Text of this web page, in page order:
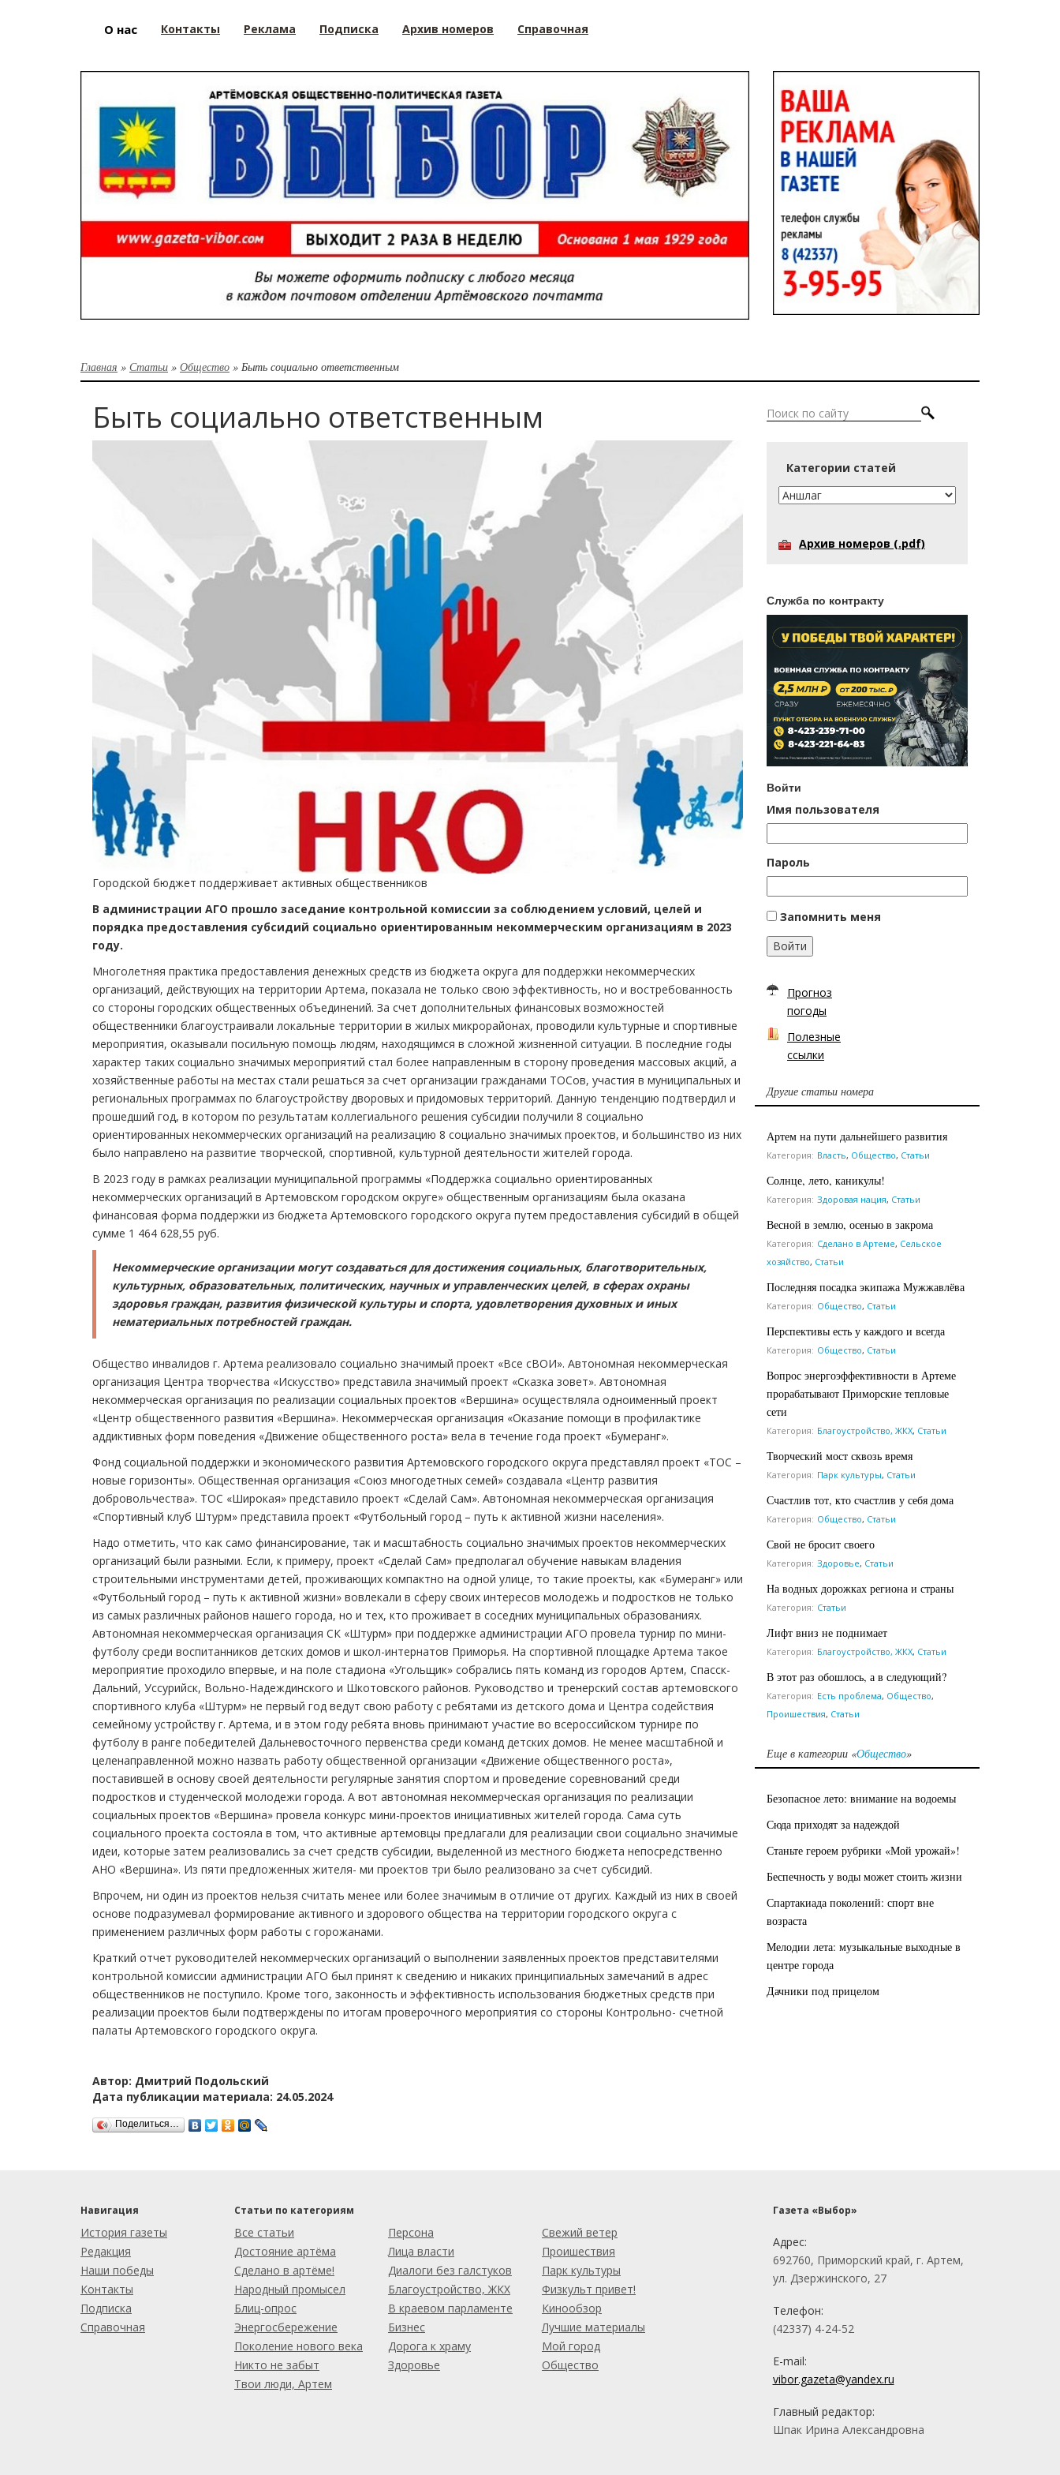
О нас Контакты Реклама Подписка Архив номеров Справочная
Главная » Статьи » Общество » Быть социально ответственным
Быть социально ответственным
Городской бюджет поддерживает активных общественников
В администрации АГО прошло заседание контрольной комиссии за соблюдением условий, целей и
порядка предоставления субсидий социально ориентированным некоммерческим организациям в 2023
году.
Многолетняя практика предоставления денежных средств из бюджета округа для поддержки некоммерческих
организаций, действующих на территории Артема, показала не только свою эффективность, но и востребованность
со стороны городских общественных объединений. За счет дополнительных финансовых возможностей
общественники благоустраивали локальные территории в жилых микрорайонах, проводили культурные и спортивные
мероприятия, оказывали посильную помощь людям, находящимся в сложной жизненной ситуации. В последние годы
характер таких социально значимых мероприятий стал более направленным в сторону проведения массовых акций, а
хозяйственные работы на местах стали решаться за счет организации гражданами ТОСов, участия в муниципальных и
региональных программах по благоустройству дворовых и придомовых территорий. Данную тенденцию подтвердил и
прошедший год, в котором по результатам коллегиального решения субсидии получили 8 социально
ориентированных некоммерческих организаций на реализацию 8 социально значимых проектов, и большинство из них
было направлено на развитие творческой, спортивной, культурной деятельности жителей города.
В 2023 году в рамках реализации муниципальной программы «Поддержка социально ориентированных
некоммерческих организаций в Артемовском городском округе» общественным организациям была оказана
финансовая форма поддержки из бюджета Артемовского городского округа путем предоставления субсидий в общей
сумме 1 464 628,55 руб.
Некоммерческие организации могут создаваться для достижения социальных, благотворительных,
культурных, образовательных, политических, научных и управленческих целей, в сферах охраны
здоровья граждан, развития физической культуры и спорта, удовлетворения духовных и иных
нематериальных потребностей граждан.
Общество инвалидов г. Артема реализовало социально значимый проект «Все сВОИ». Автономная некоммерческая
организация Центра творчества «Искусство» представила значимый проект «Сказка зовет». Автономная
некоммерческая организация по реализации социальных проектов «Вершина» осуществляла одноименный проект
«Центр общественного развития «Вершина». Некоммерческая организация «Оказание помощи в профилактике
аддиктивных форм поведения «Движение общественного роста» вела в течение года проект «Бумеранг».
Фонд социальной поддержки и экономического развития Артемовского городского округа представлял проект «ТОС –
новые горизонты». Общественная организация «Союз многодетных семей» создавала «Центр развития
добровольчества». ТОС «Широкая» представило проект «Сделай Сам». Автономная некоммерческая организация
«Спортивный клуб Штурм» представила проект «Футбольный город – путь к активной жизни населения».
Надо отметить, что как само финансирование, так и масштабность социально значимых проектов некоммерческих
организаций были разными. Если, к примеру, проект «Сделай Сам» предполагал обучение навыкам владения
строительными инструментами детей, проживающих компактно на одной улице, то такие проекты, как «Бумеранг» или
«Футбольный город – путь к активной жизни» вовлекали в сферу своих интересов молодежь и подростков не только
из самых различных районов нашего города, но и тех, кто проживает в соседних муниципальных образованиях.
Автономная некоммерческая организация СК «Штурм» при поддержке администрации АГО провела турнир по мини-
футболу среди воспитанников детских домов и школ-интернатов Приморья. На спортивной площадке Артема такое
мероприятие проходило впервые, и на поле стадиона «Угольщик» собрались пять команд из городов Артем, Спасск-
Дальний, Уссурийск, Вольно-Надеждинского и Шкотовского районов. Руководство и тренерский состав артемовского
спортивного клуба «Штурм» не первый год ведут свою работу с ребятами из детского дома и Центра содействия
семейному устройству г. Артема, и в этом году ребята вновь принимают участие во всероссийском турнире по
футболу в ранге победителей Дальневосточного первенства среди команд детских домов. Не менее масштабной и
целенаправленной можно назвать работу общественной организации «Движение общественного роста»,
поставившей в основу своей деятельности регулярные занятия спортом и проведение соревнований среди
подростков и студенческой молодежи города. А вот автономная некоммерческая организация по реализации
социальных проектов «Вершина» провела конкурс мини-проектов инициативных жителей города. Сама суть
социального проекта состояла в том, что активные артемовцы предлагали для реализации свои социально значимые
идеи, которые затем реализовались за счет средств субсидии, выделенной из местного бюджета непосредственно
АНО «Вершина». Из пяти предложенных жителя- ми проектов три было реализовано за счет субсидий.
Впрочем, ни один из проектов нельзя считать менее или более значимым в отличие от других. Каждый из них в своей
основе подразумевал формирование активного и здорового общества на территории городского округа с
применением различных форм работы с горожанами.
Краткий отчет руководителей некоммерческих организаций о выполнении заявленных проектов представителями
контрольной комиссии администрации АГО был принят к сведению и никаких принципиальных замечаний в адрес
общественников не поступило. Кроме того, законность и эффективность использования бюджетных средств при
реализации проектов были подтверждены по итогам проверочного мероприятия со стороны Контрольно- счетной
палаты Артемовского городского округа.
Автор: Дмитрий Подольский
Дата публикации материала: 24.05.2024
Поделиться…
Категории статей
Архив номеров (.pdf)
Служба по контракту
Войти
Имя пользователя
Пароль
Запомнить меня
Войти
Прогноз
погоды
Полезные
ссылки
Другие статьи номера
Артем на пути дальнейшего развития
Категория: Власть, Общество, Статьи
Солнце, лето, каникулы!
Категория: Здоровая нация, Статьи
Весной в землю, осенью в закрома
Категория: Сделано в Артеме, Сельское
хозяйство, Статьи
Последняя посадка экипажа Мужжавлёва
Категория: Общество, Статьи
Перспективы есть у каждого и всегда
Категория: Общество, Статьи
Вопрос энергоэффективности в Артеме
прорабатывают Приморские тепловые
сети
Категория: Благоустройство, ЖКХ, Статьи
Творческий мост сквозь время
Категория: Парк культуры, Статьи
Счастлив тот, кто счастлив у себя дома
Категория: Общество, Статьи
Свой не бросит своего
Категория: Здоровье, Статьи
На водных дорожках региона и страны
Категория: Статьи
Лифт вниз не поднимает
Категория: Благоустройство, ЖКХ, Статьи
В этот раз обошлось, а в следующий?
Категория: Есть проблема, Общество,
Проишествия, Статьи
Еще в категории «Общество»
Безопасное лето: внимание на водоемы
Сюда приходят за надеждой
Станьте героем рубрики «Мой урожай»!
Беспечность у воды может стоить жизни
Спартакиада поколений: спорт вне
возраста
Мелодии лета: музыкальные выходные в
центре города
Дачники под прицелом
Навигация
История газеты
Редакция
Наши победы
Контакты
Подписка
Справочная
Статьи по категориям
Все статьи
Достояние артёма
Сделано в артёме!
Народный промысел
Блиц-опрос
Энергосбережение
Поколение нового века
Никто не забыт
Твои люди, Артем
Персона
Лица власти
Диалоги без галстуков
Благоустройство, ЖКХ
В краевом парламенте
Бизнес
Дорога к храму
Здоровье
Свежий ветер
Проишествия
Парк культуры
Физкульт привет!
Кинообзор
Лучшие материалы
Мой город
Общество
Газета «Выбор»
Адрес:
692760, Приморский край, г. Артем,
ул. Дзержинского, 27
Телефон:
(42337) 4-24-52
E-mail:
vibor.gazeta@yandex.ru
Главный редактор:
Шпак Ирина Александровна